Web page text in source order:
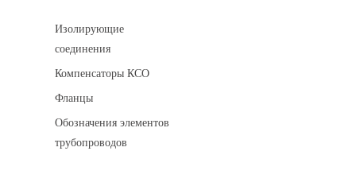
Изолирующие
соединения
Компенсаторы КСО
Фланцы
Обозначения элементов
трубопроводов